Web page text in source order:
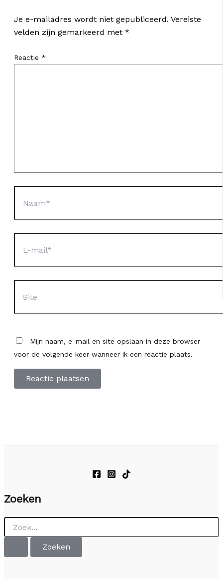
Je e-mailadres wordt niet gepubliceerd. Vereiste
velden zijn gemarkeerd met *
Reactie *
mail*
Mijn naam, e-mail en site opslaan in deze browser
voor de volgende keer wanneer ik een reactie plaats.
Zoeken
Zoek
naar: